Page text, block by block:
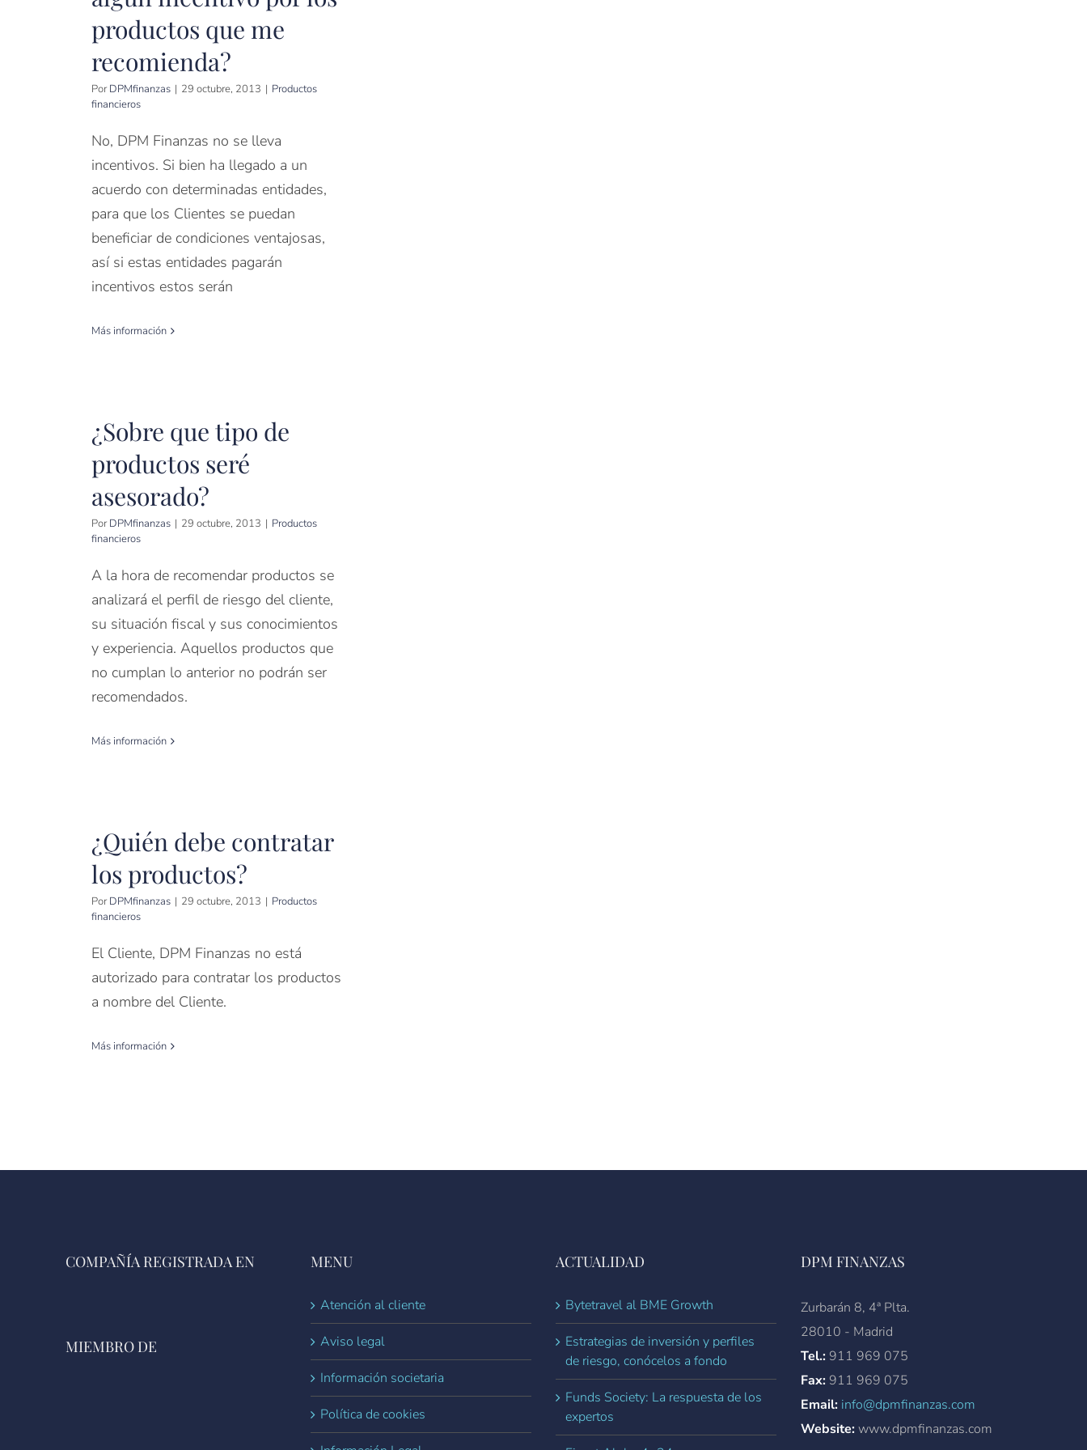
productos que me
recomienda?
PorDPMfinanzas | 29 octubre, 2013 | Productos
financieros
No, DPM Finanzas no se lleva
incentivos. Si bien ha llegado a un
acuerdo con determinadas entidades,
para que los Clientes se puedan
beneficiar de condiciones ventajosas,
así si estas entidades pagarán
incentivos estos serán
Más información
¿Sobre que tipo de
productos seré
asesorado?
PorDPMfinanzas | 29 octubre, 2013 | Productos
financieros
A la hora de recomendar productos se
analizará el perfil de riesgo del cliente,
su situación fiscal y sus conocimientos
y experiencia. Aquellos productos que
no cumplan lo anterior no podrán ser
recomendados.
Más información
¿Quién debe contratar
los productos?
PorDPMfinanzas | 29 octubre, 2013 | Productos
financieros
El Cliente, DPM Finanzas no está
autorizado para contratar los productos
a nombre del Cliente.
Más información
COMPAÑÍA REGISTRADA EN
MIEMBRO DE
MENU
Atención al cliente
Aviso legal
Información societaria
Política de cookies
ACTUALIDAD
Bytetravel al BME Growth
Estrategias de inversión y perfiles
de riesgo, conócelos a fondo
Funds Society: La respuesta de los
expertos
DPM FINANZAS
Zurbarán 8, 4ª Plta.
28010 - Madrid
Tel.: 911 969 075
Fax: 911 969 075
Email: info@dpmfinanzas.com
Website:www.dpmfinanzas.com